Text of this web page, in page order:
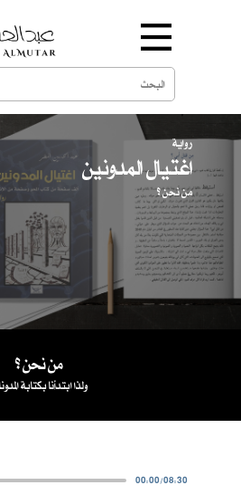
رواية
اغتيال المدونين
من نحن ؟
من نحن ؟
ولذا ابتدأنا بكتابة
00:00/08:30